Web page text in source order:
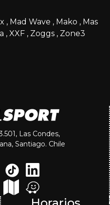
Mad Wave Mako
Mas
XXF Zoggs Zone3
Las Condes,
Santiago. Chile